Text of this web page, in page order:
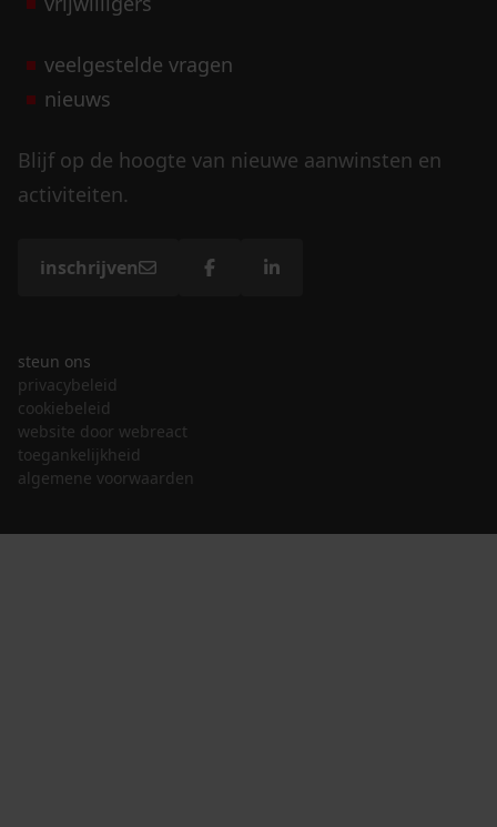
veelgestelde vragen
nieuws
Blijf op de hoogte van nieuwe aanwinsten en
activiteiten.
inschrijven
steun ons
privacybeleid
cookiebeleid
website door webreact
toegankelijkheid
algemene voorwaarden